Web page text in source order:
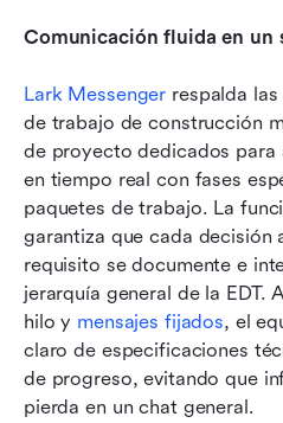
Comunicación fluida en un
Lark Messenger respalda
de trabajo de construcción
de proyecto dedicados para
en tiempo real con fases
paquetes de trabajo. La
garantiza que cada decisión
requisito se documente e
jerarquía general de la EDT.
hilo y mensajes fijados, el
claro de especificaciones
de progreso, evitando que
pierda en un chat general.